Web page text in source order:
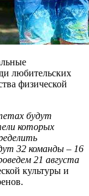
любительских
физической
будут
которых
32 команды – 16
21 августа
культуры и